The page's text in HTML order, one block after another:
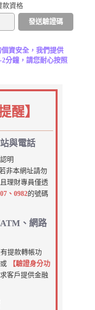
款資格
發送驗證碼
資安全，我們提供
2分鐘，請您耐心按照
醒】
與電話
明
非本網址請勿
理財專員僅透
、0982的號碼
、網路
提款轉帳功
或
【驗證身分功
客戶提供金融